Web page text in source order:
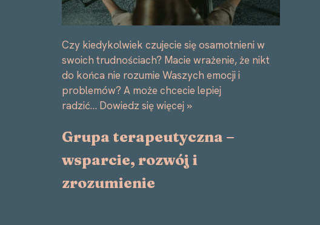
Czy kiedykolwiek czujecie się osamotnieni w
swoich trudnościach? Macie wrażenie, że nikt
do końca nie rozumie Waszych emocji i
problemów? A może chcecie lepiej
radzić… Dowiedz się więcej »
Grupa terapeutyczna –
wsparcie, rozwój i
zrozumienie